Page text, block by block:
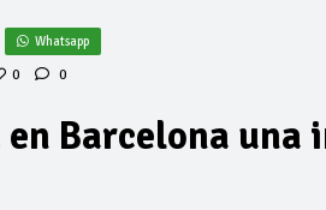
Whatsapp
0 0
Barcelona